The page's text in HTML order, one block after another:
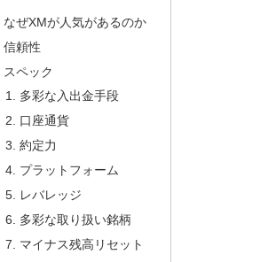
なぜXMが人気があるのか
信頼性
スペック
多彩な入出金手段
口座通貨
約定力
プラットフォーム
レバレッジ
多彩な取り扱い銘柄
マイナス残高リセット